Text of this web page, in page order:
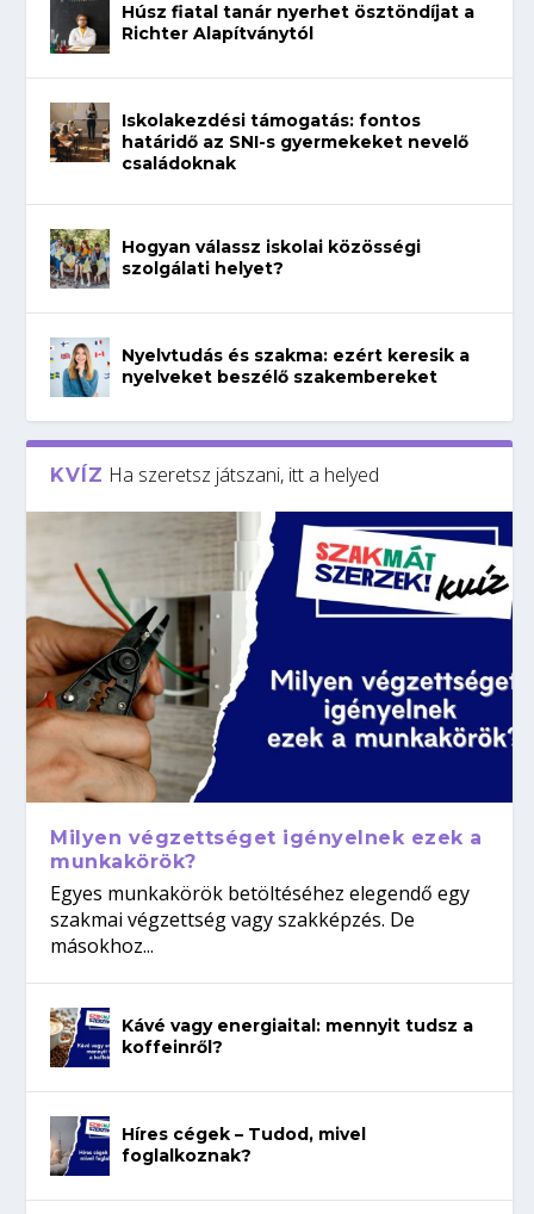
Húsz fiatal tanár nyerhet ösztöndíjat a
Richter Alapítványtól
Iskolakezdési támogatás: fontos
határidő az SNI-s gyermekeket nevelő
családoknak
Hogyan válassz iskolai közösségi
szolgálati helyet?
Nyelvtudás és szakma: ezért keresik a
nyelveket beszélő szakembereket
KVÍZ Ha szeretsz játszani, itt a helyed
Milyen végzettséget igényelnek ezek a
munkakörök?
Egyes munkakörök betöltéséhez elegendő egy
szakmai végzettség vagy szakképzés. De
másokhoz...
Kávé vagy energiaital: mennyit tudsz a
koffeinről?
Híres cégek – Tudod, mivel
foglalkoznak?